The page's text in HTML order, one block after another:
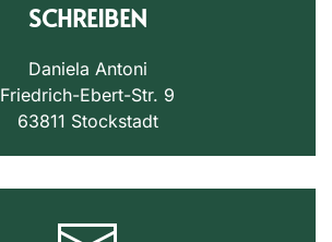
SCHREIBEN
Daniela Antoni
Friedrich-Ebert-Str. 9
63811 Stockstadt